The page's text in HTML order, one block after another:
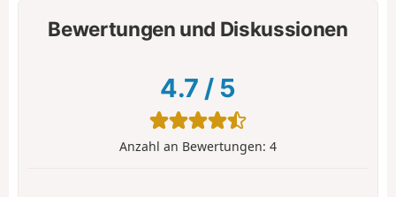
Bewertungen und Diskussionen
4.7 / 5
Anzahl an Bewertungen: 4